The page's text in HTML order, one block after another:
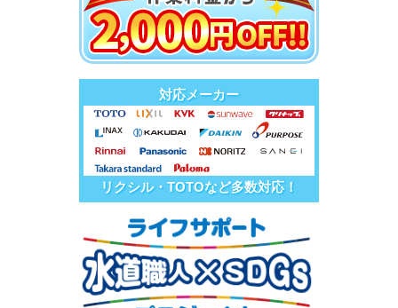
対応メーカー
リクシル・TOTOなど多数対応！